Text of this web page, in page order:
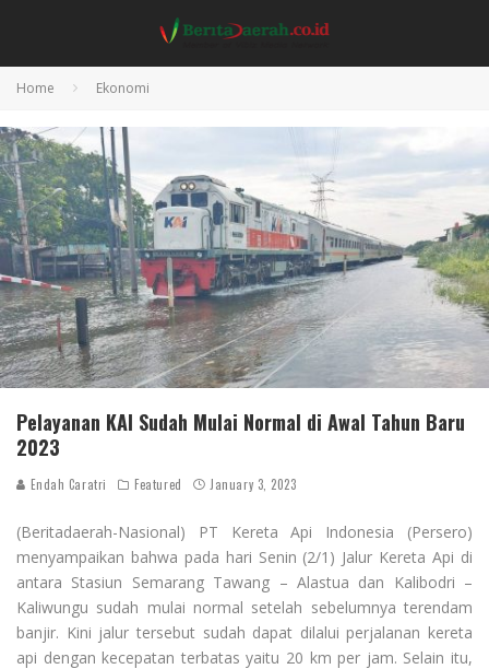
Home Ekonomi
Pelayanan KAI Sudah Mulai Normal di Awal Tahun Baru
2023
Endah Caratri Featured January 3, 2023
(Beritadaerah-Nasional) PT Kereta Api Indonesia (Persero)
menyampaikan bahwa pada hari Senin (2/1) Jalur Kereta Api di
antara Stasiun Semarang Tawang – Alastua dan Kalibodri –
Kaliwungu sudah mulai normal setelah sebelumnya terendam
banjir. Kini jalur tersebut sudah dapat dilalui perjalanan kereta
api dengan kecepatan terbatas yaitu 20 km per jam. Selain itu,